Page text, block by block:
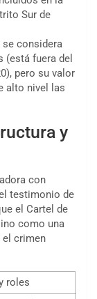
Sur de
considera
(está fuera del
pero su valor
alto nivel las
y
con
testimonio de
el Cartel de
como una
el crimen
roles